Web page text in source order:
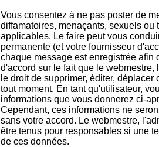
Vous consentez à ne pas poster de
diffamatoires, menaçants, sexuels
applicables. Le faire peut vous
permanente (et votre fournisseur
chaque message est enregistrée afin
d'accord sur le fait que le
le droit de supprimer, éditer,
tout moment. En tant qu'utilisateur,
informations que vous donnerez ci-
Cependant, ces informations ne
sans votre accord. Le webmestre,
être tenus pour responsables si une
de ces données.